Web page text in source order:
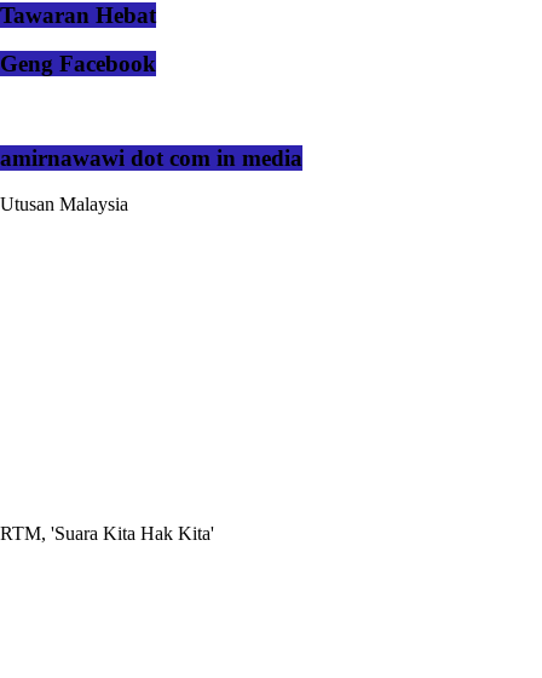
Tawaran Hebat
Geng Facebook
amirnawawi dot com in media
Utusan Malaysia
RTM, 'Suara Kita Hak Kita'